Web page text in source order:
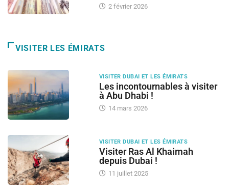
2 février 2026
VISITER LES ÉMIRATS
VISITER DUBAI ET LES ÉMIRATS
Les incontournables à visiter
à Abu Dhabi !
14 mars 2026
VISITER DUBAI ET LES ÉMIRATS
Visiter Ras Al Khaimah
depuis Dubai !
11 juillet 2025